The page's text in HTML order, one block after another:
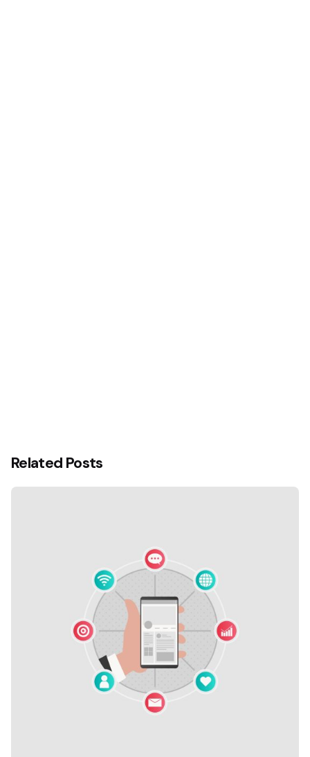
Related Posts